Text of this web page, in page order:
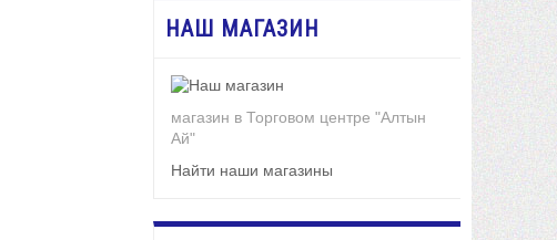
НАШ МАГАЗИН
магазин в Торговом центре "Алтын
Ай"
Найти наши магазины